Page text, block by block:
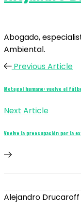
Abogado,
Ambiental.
Previous Article
Metegol humano: vuelve el
Next Article
Vuelve la preocupación por la
Alejandro Drucaroff